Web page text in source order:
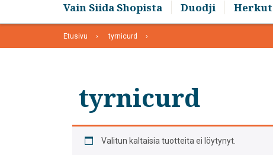
Vain Siida Shopista Duodji Herkut
Etusivu tyrnicurd
tyrnicurd
Valitun kaltaisia tuotteita ei löytynyt.